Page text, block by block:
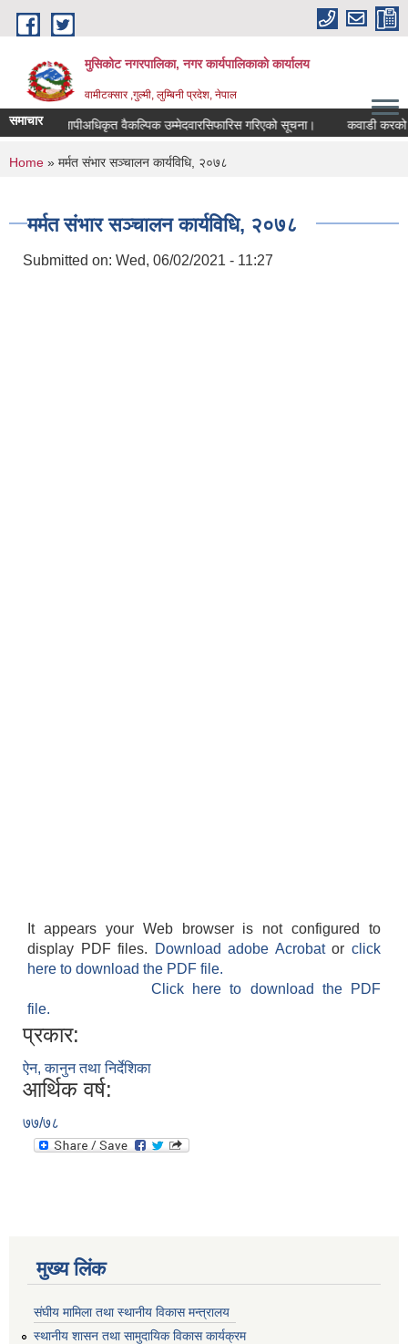
Skip to main content
मुसिकोट नगरपालिका, नगर कार्यपालिकाकाे कार्यालय
वामीटक्सार ,गुल्मी, लुम्बिनी प्रदेश, नेपाल
समाचारनापीअधिकृत वैकल्पिक उम्मेदवारसिफारिस गरिएको सूचना। कवाडी करको
You are here
Home » मर्मत संभार सञ्चालन कार्यविधि, २०७८
मर्मत संभार सञ्चालन कार्यविधि, २०७८
Submitted on: Wed, 06/02/2021 - 11:27
It appears your Web browser is not configured to
display PDF files.
Download adobe Acrobatorclick
here to download the PDF file.
Click here to download the PDF
file.
प्रकार:
ऐन, कानुन तथा निर्देशिका
आर्थिक वर्ष:
७७/७८
मुख्य लिंक
संघीय मामिला तथा स्थानीय विकास मन्त्रालय
स्थानीय शासन तथा सामुदायिक विकास कार्यक्रम